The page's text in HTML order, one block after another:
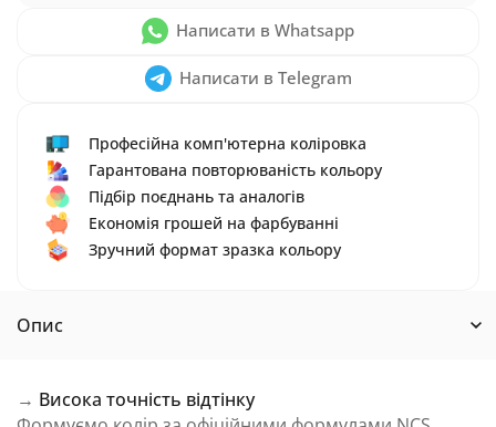
Написати в Whatsapp
Написати в Telegram
Професійна комп'ютерна коліровка
Гарантована повторюваність кольору
Підбір поєднань та аналогів
Економія грошей на фарбуванні
Зручний формат зразка кольору
Опис
→ Висока точність відтінку